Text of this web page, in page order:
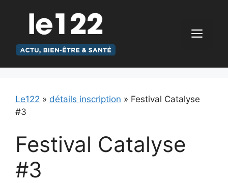
Le122 » détails inscription » Festival Catalyse
#3
Festival Catalyse
#3